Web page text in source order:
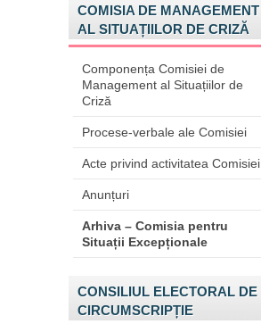
COMISIA DE MANAGEMENT
AL SITUAȚIILOR DE CRIZĂ
Componența Comisiei de
Management al Situațiilor de
Criză
Procese-verbale ale Comisiei
Acte privind activitatea Comisiei
Anunțuri
Arhiva – Comisia pentru
Situații Excepționale
CONSILIUL ELECTORAL DE
CIRCUMSCRIPȚIE